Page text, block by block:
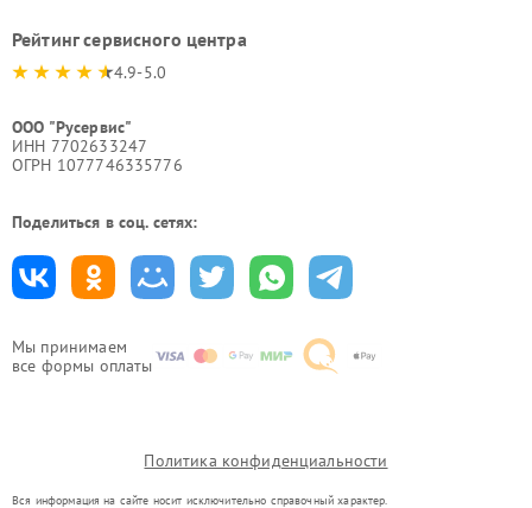
Мы принимаем
все формы оплаты
Рейтинг сервисного центра
4.9-5.0
ООО "Русервис"
ИНН 7702633247
ОГРН 1077746335776
Поделиться в соц. сетях:
Политика конфиденциальности
Вся информация на сайте носит исключительно справочный характер.